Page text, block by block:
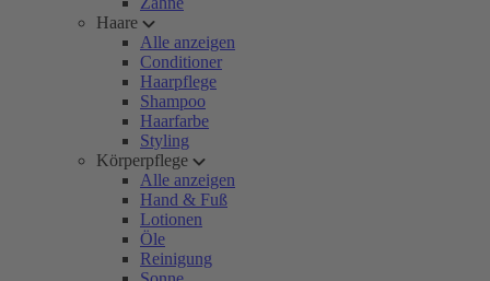
Haare
Alle anzeigen
Conditioner
Haarpflege
Shampoo
Haarfarbe
Styling
Körperpflege
Alle anzeigen
Hand & Fuß
Lotionen
Öle
Reinigung